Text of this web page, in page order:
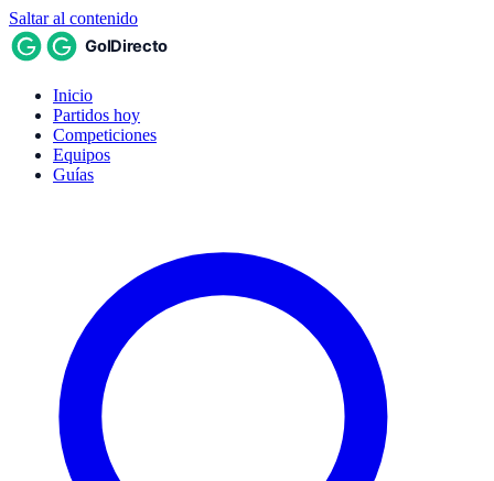
Saltar al contenido
Inicio
Partidos hoy
Competiciones
Equipos
Guías